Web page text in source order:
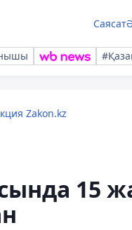
Саясат
Zakon.kz
15